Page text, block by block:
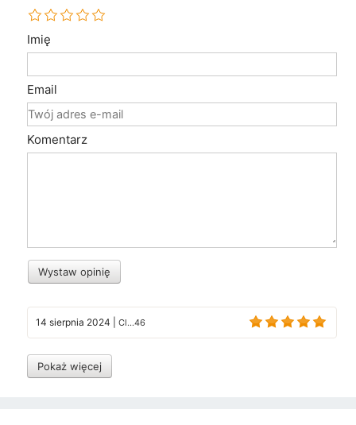
Imię
Email
Komentarz
Wystaw opinię
14 sierpnia 2024 Cl...46
Pokaż więcej